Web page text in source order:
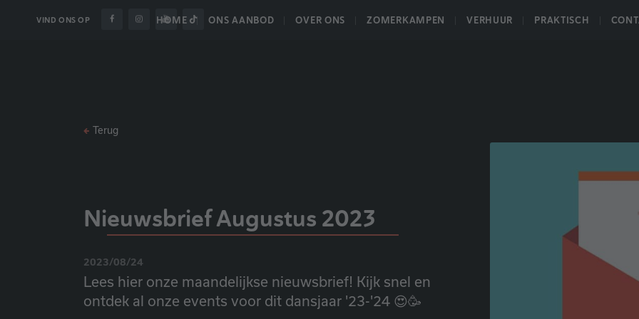
VIND ONS OP HOME ONS AANBOD OVER ONS ZOMERKAMPEN VERHUUR PRAKTISCH
Nieuwsbrief Augustus 2023
2023/08/24
Lees hier onze maandelijkse nieuwsbrief! Kijk snel en
ontdek al onze events voor dit dansjaar '23-'24 😍🥳
Terug